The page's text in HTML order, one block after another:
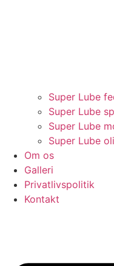
Super Lube
Super Lube
Super Lube
Super Lube
Om os
Galleri
Privatlivspolitik
Kontakt